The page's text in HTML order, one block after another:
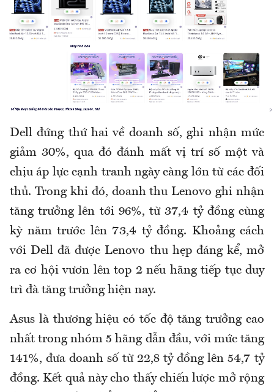
Dell đứng thứ hai về doanh số, ghi nhận mức
giảm 30%, qua đó đánh mất vị trí số một và
chịu áp lực cạnh tranh ngày càng lớn từ các đối
thủ. Trong khi đó, doanh thu Lenovo ghi nhận
tăng trưởng lên tới 96%, từ 37,4 tỷ đồng cùng
kỳ năm trước lên 73,4 tỷ đồng. Khoảng cách
với Dell đã được Lenovo thu hẹp đáng kể, mở
ra cơ hội vươn lên top 2 nếu hãng tiếp tục duy
trì đà tăng trưởng hiện nay.
Asus là thương hiệu có tốc độ tăng trưởng cao
nhất trong nhóm 5 hãng dẫn đầu, với mức tăng
141%, đưa doanh số từ 22,8 tỷ đồng lên 54,7 tỷ
đồng. Kết quả này cho thấy chiến lược mở rộng